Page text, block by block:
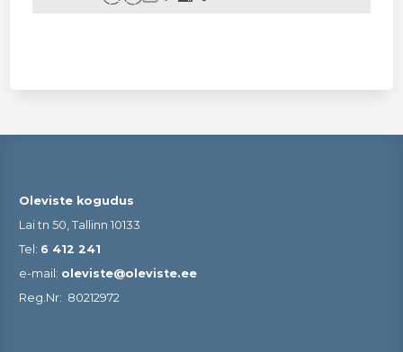
Oleviste kogudus
Lai tn 50, Tallinn 10133
Tel: 6 412 241
e-mail: oleviste@oleviste.ee
Reg.Nr: 80212972